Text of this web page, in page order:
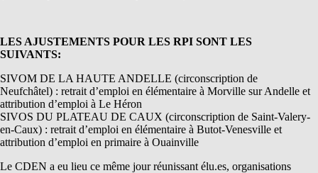
LES AJUSTEMENTS POUR LES RPI SONT LES
SUIVANTS:
SIVOM DE LA HAUTE ANDELLE (circonscription de
Neufchâtel) : retrait d’emploi en élémentaire à Morville sur Andelle et
attribution d’emploi à Le Héron
SIVOS DU PLATEAU DE CAUX (circonscription de Saint-Valery-
en-Caux) : retrait d’emploi en élémentaire à Butot-Venesville et
attribution d’emploi en primaire à Ouainville
Le CDEN a eu lieu ce même jour réunissant élu.es, organisations